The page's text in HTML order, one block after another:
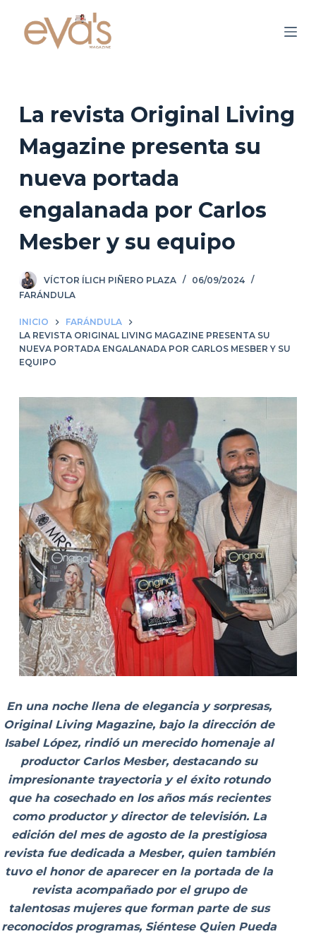
e
d
La revista Original Living
Magazine presenta su
nueva portada
engalanada por Carlos
Mesber y su equipo
VÍCTOR ÍLICH PIÑERO PLAZA
06/09/2024
FARÁNDULA
INICIO
FARÁNDULA
LA REVISTA ORIGINAL LIVING MAGAZINE PRESENTA SU
NUEVA PORTADA ENGALANADA POR CARLOS MESBER Y SU
EQUIPO
En una noche llena de elegancia y sorpresas,
Original Living Magazine, bajo la dirección de
Isabel López, rindió un merecido homenaje al
productor Carlos Mesber, destacando su
impresionante trayectoria y el éxito rotundo
que ha cosechado en los años más recientes
como productor y director de televisión. La
edición del mes de agosto de la prestigiosa
revista fue dedicada a Mesber, quien también
tuvo el honor de aparecer en la portada de la
revista acompañado por el grupo de
talentosas mujeres que forman parte de sus
reconocidos programas, Siéntese Quien Pueda